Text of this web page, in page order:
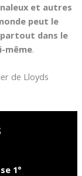
et autres
peut le
dans le
même.
de Lloyds
1°